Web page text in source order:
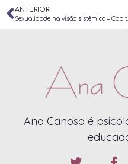
ANTERIOR
Ana Canosa é